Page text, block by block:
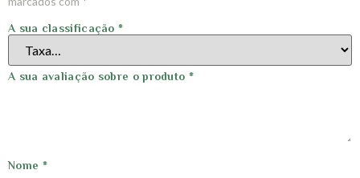
A sua classificação*
A sua avaliação sobre o produto *
Nome *